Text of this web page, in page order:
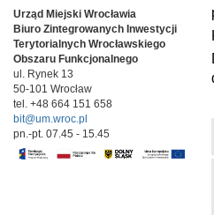
Urząd Miejski Wrocławia
Biuro Zintegrowanych Inwestycji
Terytorialnych Wrocławskiego
Obszaru Funkcjonalnego
ul. Rynek 13
50-101 Wrocław
tel. +48 664 151 658
bit@um.wroc.pl
pn.-pt. 07.45 - 15.45